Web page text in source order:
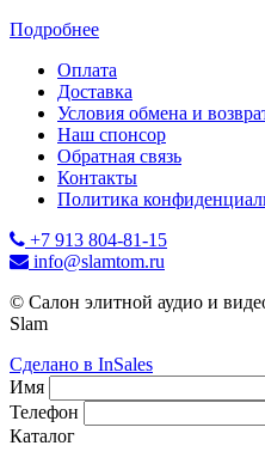
Подробнее
Оплата
Доставка
Условия обмена и
Наш спонсор
Обратная связь
Контакты
Политика
+7 913 804-81-15
info@slamtom.ru
© Салон элитной аудио и
Slam
Сделано в InSales
Имя
Телефон
Каталог